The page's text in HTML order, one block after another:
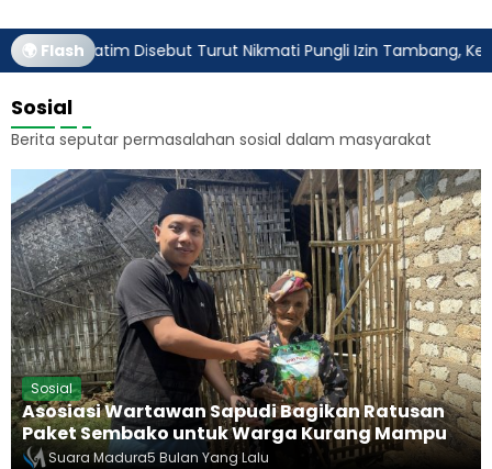
🌍 Flash
Jatim Disebut Turut Nikmati Pungli Izin Tambang,
Sosial
Berita seputar permasalahan sosial dalam masyarakat
Sosial
Asosiasi Wartawan Sapudi Bagikan Ratusan
Paket Sembako untuk Warga Kurang Mampu
Suara Madura5 Bulan Yang Lalu